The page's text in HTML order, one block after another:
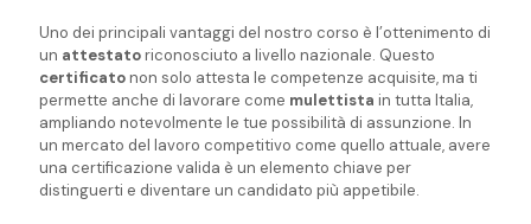
Uno dei principali vantaggi del nostro corso è l’ottenimento di
un attestatoriconosciuto a livello nazionale. Questo
certificatonon solo attesta le competenze acquisite, ma ti
permette anche di lavorare come mulettista in tutta Italia,
ampliando notevolmente le tue possibilità di assunzione. In
un mercato del lavoro competitivo come quello attuale, avere
una certificazione valida è un elemento chiave per
distinguerti e diventare un candidato più appetibile.